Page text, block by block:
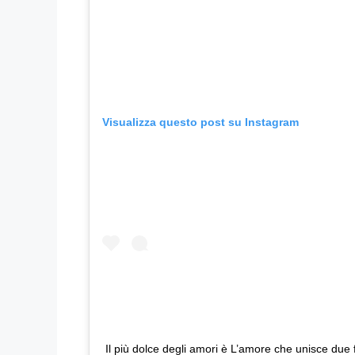
Visualizza questo post su Instagram
Il più dolce degli amori è L’amore che unisce due